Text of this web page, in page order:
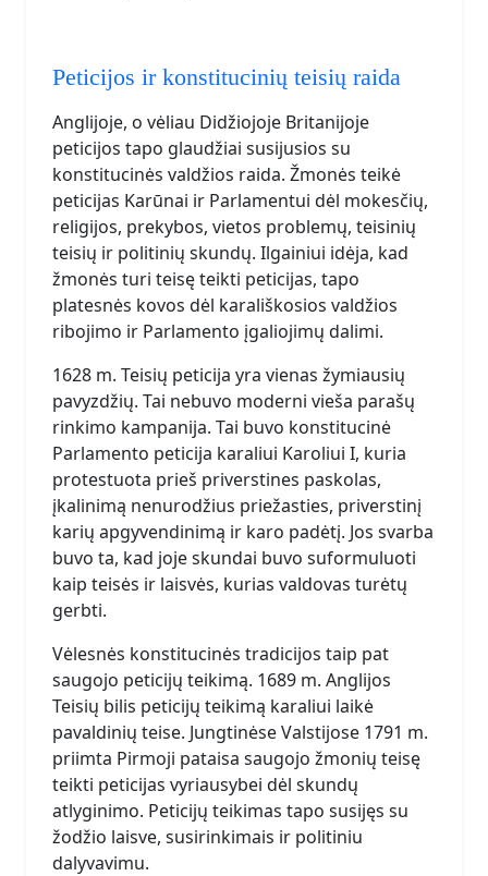
Peticijos ir konstitucinių teisių raida
Anglijoje, o vėliau Didžiojoje Britanijoje
peticijos tapo glaudžiai susijusios su
konstitucinės valdžios raida. Žmonės teikė
peticijas Karūnai ir Parlamentui dėl mokesčių,
religijos, prekybos, vietos problemų, teisinių
teisių ir politinių skundų. Ilgainiui idėja, kad
žmonės turi teisę teikti peticijas, tapo
platesnės kovos dėl karališkosios valdžios
ribojimo ir Parlamento įgaliojimų dalimi.
1628 m. Teisių peticija yra vienas žymiausių
pavyzdžių. Tai nebuvo moderni vieša parašų
rinkimo kampanija. Tai buvo konstitucinė
Parlamento peticija karaliui Karoliui I, kuria
protestuota prieš priverstines paskolas,
įkalinimą nenurodžius priežasties, priverstinį
karių apgyvendinimą ir karo padėtį. Jos svarba
buvo ta, kad joje skundai buvo suformuluoti
kaip teisės ir laisvės, kurias valdovas turėtų
gerbti.
Vėlesnės konstitucinės tradicijos taip pat
saugojo peticijų teikimą. 1689 m. Anglijos
Teisių bilis peticijų teikimą karaliui laikė
pavaldinių teise. Jungtinėse Valstijose 1791 m.
priimta Pirmoji pataisa saugojo žmonių teisę
teikti peticijas vyriausybei dėl skundų
atlyginimo. Peticijų teikimas tapo susijęs su
žodžio laisve, susirinkimais ir politiniu
dalyvavimu.